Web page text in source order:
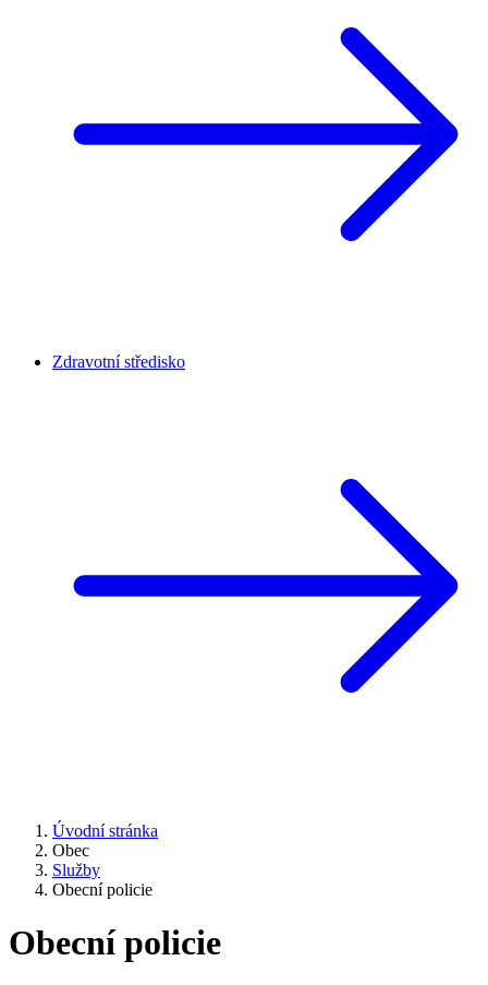
Zdravotní středisko
Úvodní stránka
Obec
Služby
Obecní policie
Obecní policie